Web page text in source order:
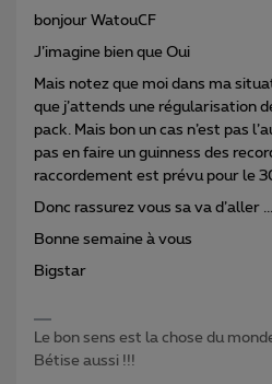
bonjour WatouCF
J’imagine bien que Oui
Mais notez que moi dans ma
que j’attends une régularisation
pack. Mais bon un cas n’est pas
pas en faire un guinness des
raccordement est prévu pour le
Donc rassurez vous sa va d’aller ...
Bonne semaine à vous
Bigstar
Le bon sens est la chose du
Bétise aussi !!!